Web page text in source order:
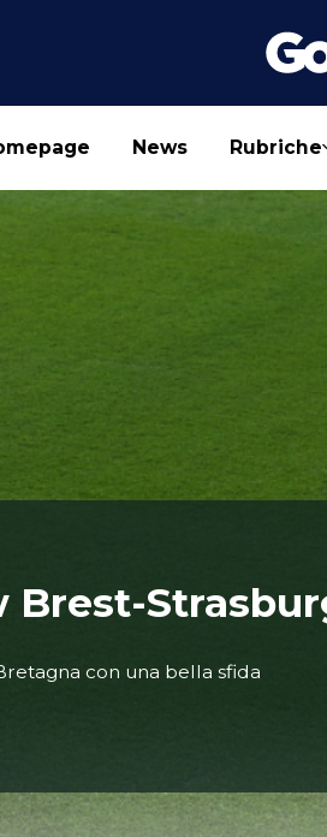
News Rubriche
Brest-
con una bella sfida